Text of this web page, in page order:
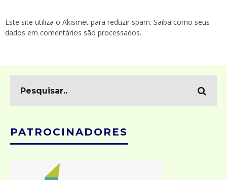
Este site utiliza o Akismet para reduzir spam. Saiba como seus
dados em comentários são processados.
PATROCINADORES